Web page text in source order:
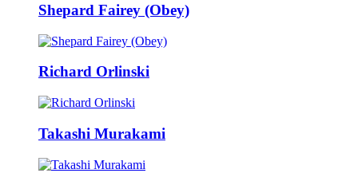
Shepard Fairey (Obey)
Richard Orlinski
Takashi Murakami